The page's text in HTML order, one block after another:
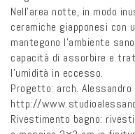
Nell’area notte, in modo
ceramiche giapponesi
mantegono l’ambiente
capacità di assorbire e
l’umidità in eccesso.
Progetto: arch. Alessandro
http://
Rivestimento bagno: